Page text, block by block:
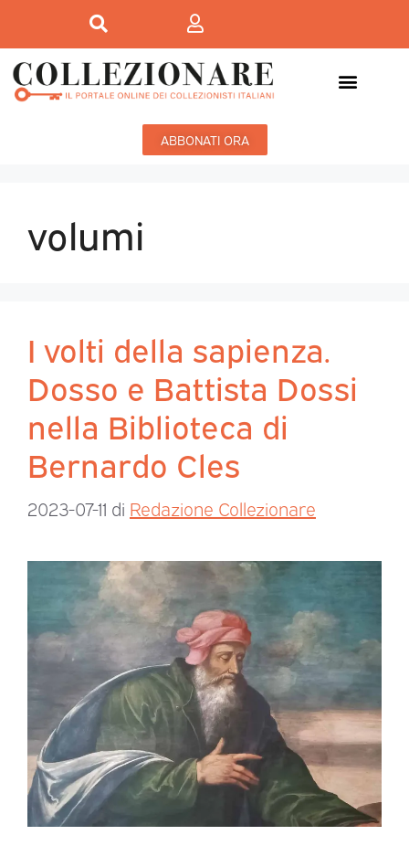
ABBONATI ORA
volumi
I volti della sapienza.
Dosso e Battista Dossi
nella Biblioteca di
Bernardo Cles
2023-07-11 di Redazione Collezionare